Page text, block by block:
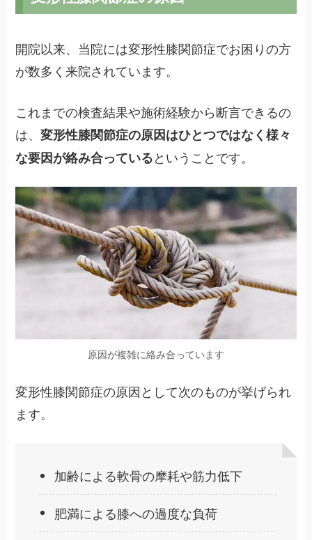
開院以来、当院には変形性膝関節症でお困りの方
が数多く来院されています。
これまでの検査結果や施術経験から断言できるの
は、変形性膝関節症の原因はひとつではなく様々
な要因が絡み合っているということです。
原因が複雑に絡み合っています
変形性膝関節症の原因として次のものが挙げられ
ます。
加齢による軟骨の摩耗や筋力低下
肥満による膝への過度な負荷